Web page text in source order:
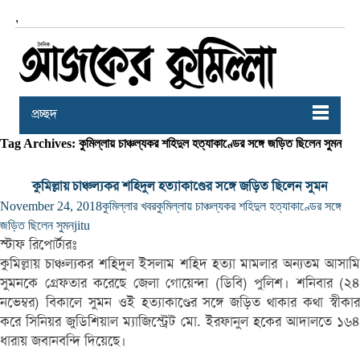
,
প্রচ্ছদ
Tag Archives: কুমিল্লায় চাঞ্চল্যকর শহিদুল হত্যাকাণ্ডের সঙ্গে জড়িত ছিলেন সুমন
কুমিল্লায় চাঞ্চল্যকর শহিদুল হত্যাকাণ্ডের সঙ্গে জড়িত ছিলেন সুমন
November 24, 2018কুমিল্লার খবরকুমিল্লায় চাঞ্চল্যকর শহিদুল হত্যাকাণ্ডের সঙ্গে
জড়িত ছিলেন সুমনjitu
স্টাফ রিপোর্টারঃ
কুমিল্লায় চাঞ্চল্যকর শহিদুল ইসলাম শহিদ হত্যা মামলার অন্যতম আসামি
সুমনকে গ্রেফতার করেছে জেলা গোয়েন্দা (ডিবি) পুলিশ। শনিবার (২৪
নভেম্বর) বিকালে সুমন ওই হত্যাকাণ্ডের সঙ্গে জড়িত থাকার কথা স্বীকার
করে সিনিয়র জুডিশিয়াল ম্যাজিস্ট্রেট মো. ইরফানুল হকের আদালতে ১৬৪
ধারায় জবানবন্দি দিয়েছে।